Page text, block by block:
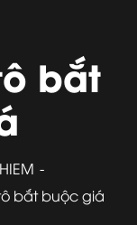
bắt
bắt buộc giá